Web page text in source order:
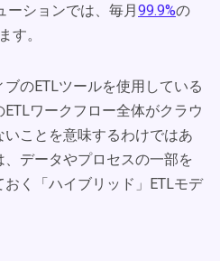
ーションでは、毎月99.9%の
す。
のETLツールを使用している
ワークフロー全体がクラウ
いことを意味するわけではあ
データやプロセスの一部を
く「ハイブリッド」ETLモデ